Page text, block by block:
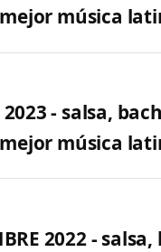
música
2023 - salsa,
música
2022 -